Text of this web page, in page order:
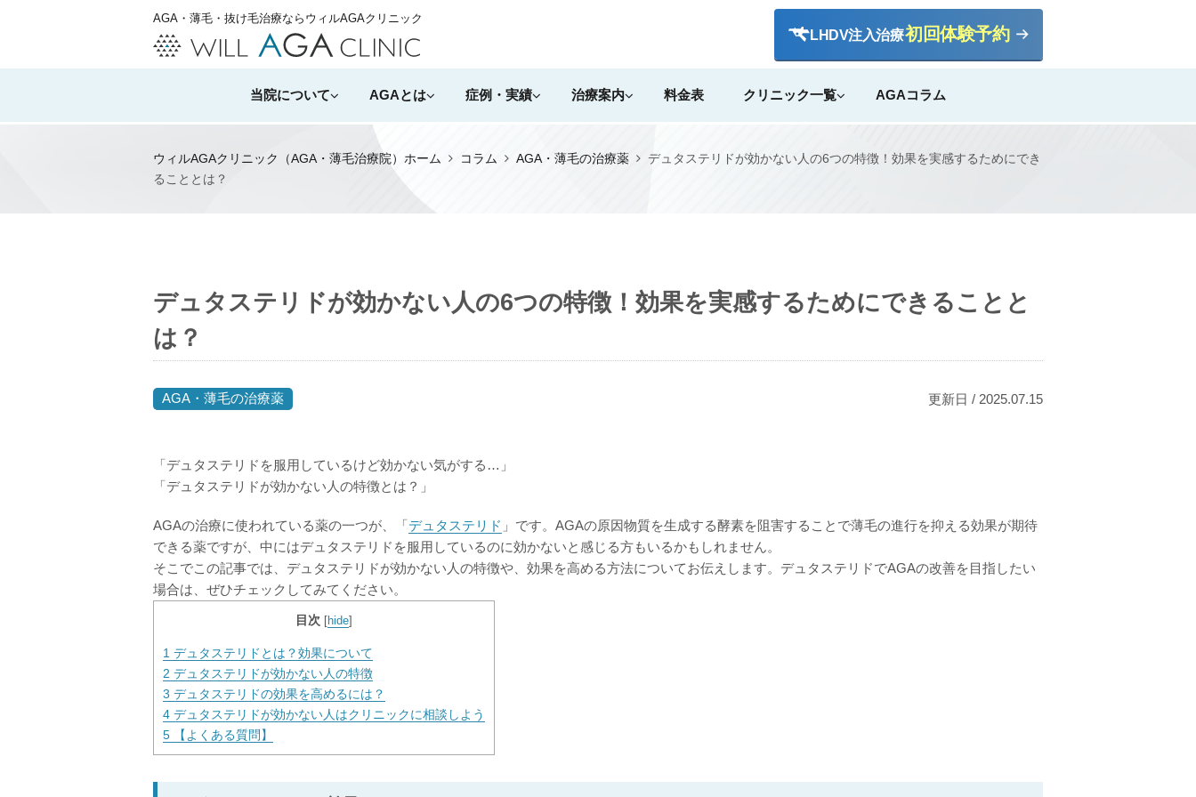
AGA・薄毛・抜け毛治療ならウィルAGAクリニック
LHDV注入治療初回体験予約
当院について AGAとは 症例・実績 治療案内 料金表 クリニック一覧 AGAコラム
ウィルAGAクリニック（AGA・薄毛治療院）ホーム コラム AGA・薄毛の治療薬
デュタステリドが効かない人の6つの特徴！効果を実感するためにでき
ることとは？
デュタステリドが効かない人の6つの特徴！効果を実感するためにできることと
は？
AGA・薄毛の治療薬 更新日 / 2025.07.15
「デュタステリドを服用しているけど効かない気がする…」
「デュタステリドが効かない人の特徴とは？」
AGAの治療に使われている薬の一つが、「デュタステリド 」です。AGAの原因物質を生成する酵素を阻害することで薄毛の進行を抑える効果が期待
できる薬ですが、中にはデュタステリドを服用しているのに効かないと感じる方もいるかもしれません。
そこでこの記事では、デュタステリドが効かない人の特徴や、効果を高める方法についてお伝えします。デュタステリドでAGAの改善を目指したい
場合は、ぜひチェックしてみてください。
目次 [hide]
1 デュタステリドとは？効果について
2 デュタステリドが効かない人の特徴
3 デュタステリドの効果を高めるには？
4 デュタステリドが効かない人はクリニックに相談しよう
5 【よくある質問】